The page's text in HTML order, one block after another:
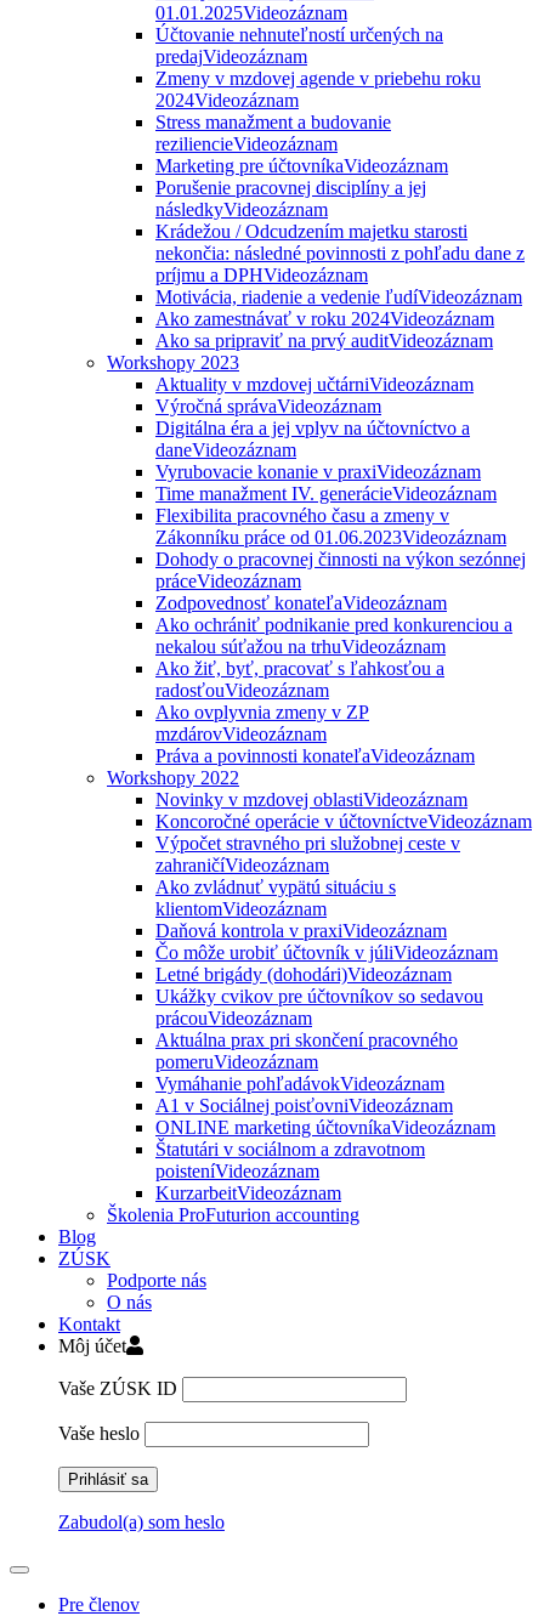
01.01.2025Videozáznam
Účtovanie nehnuteľností určených na
predajVideozáznam
Zmeny v mzdovej agende v priebehu roku
2024Videozáznam
Stress manažment a budovanie
reziliencieVideozáznam
Marketing pre účtovníkaVideozáznam
Porušenie pracovnej disciplíny a jej
následkyVideozáznam
Krádežou / Odcudzením majetku starosti
nekončia: následné povinnosti z pohľadu dane z
príjmu a DPHVideozáznam
Motivácia, riadenie a vedenie ľudíVideozáznam
Ako zamestnávať v roku 2024Videozáznam
Ako sa pripraviť na prvý auditVideozáznam
Workshopy 2023
Aktuality v mzdovej učtárniVideozáznam
Výročná správaVideozáznam
Digitálna éra a jej vplyv na účtovníctvo a
daneVideozáznam
Vyrubovacie konanie v praxiVideozáznam
Time manažment IV. generácieVideozáznam
Flexibilita pracovného času a zmeny v
Zákonníku práce od 01.06.2023Videozáznam
Dohody o pracovnej činnosti na výkon sezónnej
práceVideozáznam
Zodpovednosť konateľaVideozáznam
Ako ochrániť podnikanie pred konkurenciou a
nekalou súťažou na trhuVideozáznam
Ako žiť, byť, pracovať s ľahkosťou a
radosťouVideozáznam
Ako ovplyvnia zmeny v ZP
mzdárovVideozáznam
Práva a povinnosti konateľaVideozáznam
Workshopy 2022
Novinky v mzdovej oblastiVideozáznam
Koncoročné operácie v účtovníctveVideozáznam
Výpočet stravného pri služobnej ceste v
zahraničíVideozáznam
Ako zvládnuť vypätú situáciu s
klientomVideozáznam
Daňová kontrola v praxiVideozáznam
Čo môže urobiť účtovník v júliVideozáznam
Letné brigády (dohodári)Videozáznam
Ukážky cvikov pre účtovníkov so sedavou
prácouVideozáznam
Aktuálna prax pri skončení pracovného
pomeruVideozáznam
Vymáhanie pohľadávokVideozáznam
A1 v Sociálnej poisťovniVideozáznam
ONLINE marketing účtovníkaVideozáznam
Štatutári v sociálnom a zdravotnom
poisteníVideozáznam
KurzarbeitVideozáznam
Školenia ProFuturion accounting
Blog
ZÚSK
Podporte nás
O nás
Kontakt
Môj účet
Vaše ZÚSK ID
Vaše heslo
Zabudol(a) som heslo
Pre členov